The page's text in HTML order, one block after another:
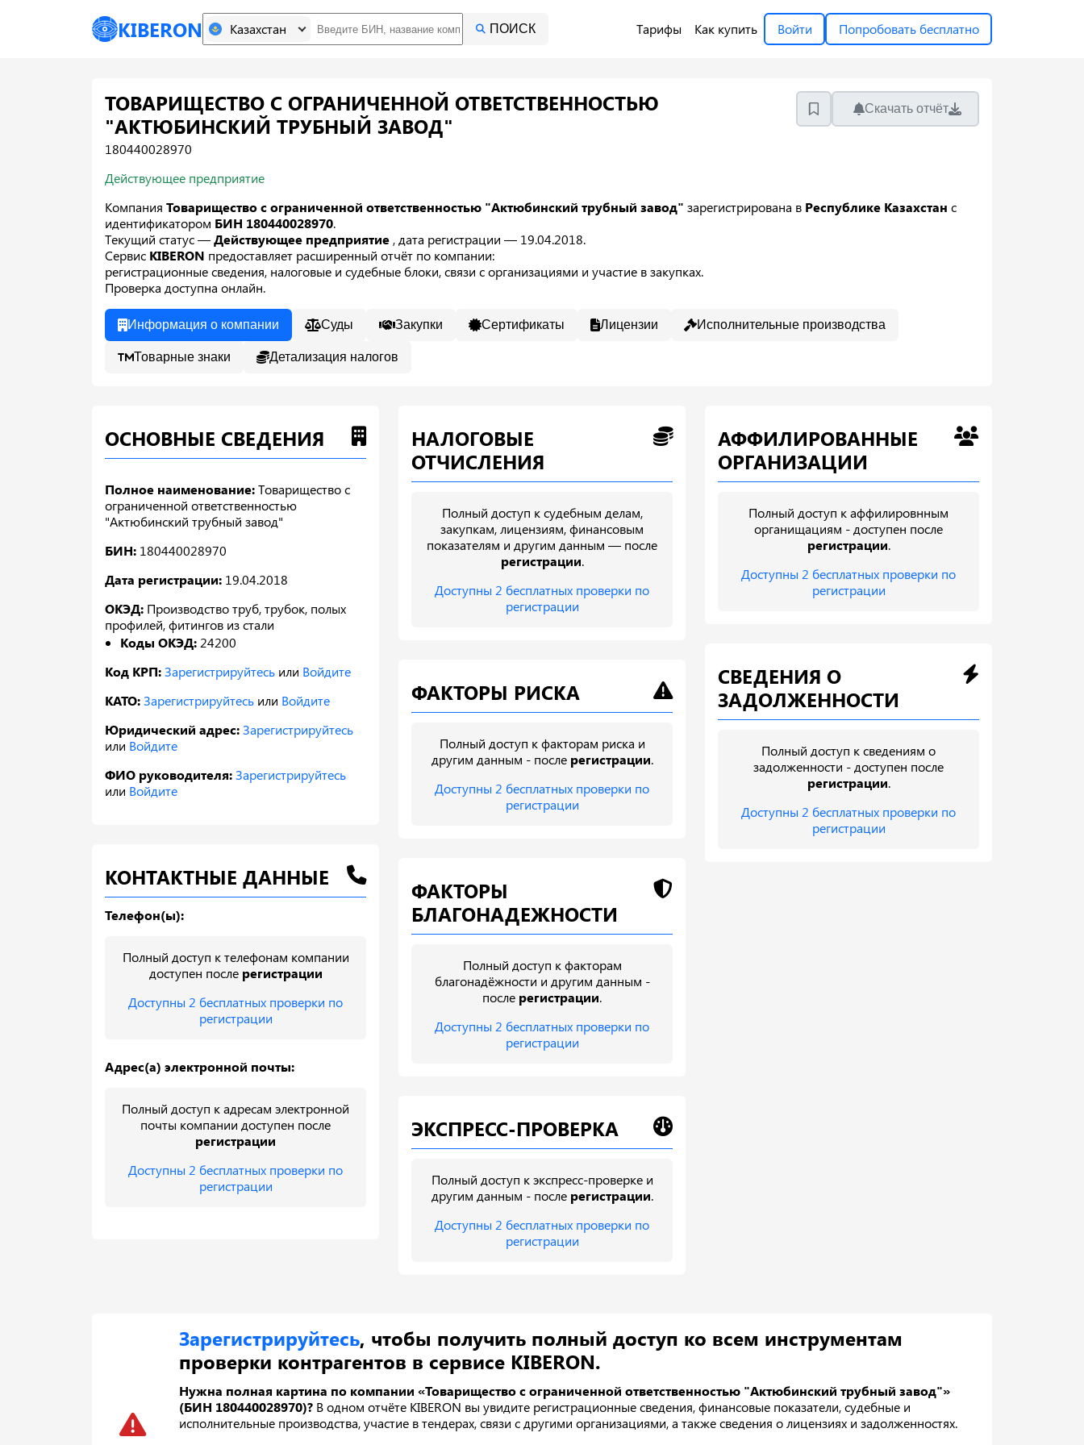
KIBERON Казахстан ПОИСК Тарифы Как купить Войти Попробовать бесплатно
ТОВАРИЩЕСТВО С ОГРАНИЧЕННОЙ ОТВЕТСТВЕННОСТЬЮ
"АКТЮБИНСКИЙ ТРУБНЫЙ ЗАВОД"
180440028970
Скачать отчёт
Действующее предприятие
Компания Товарищество с ограниченной ответственностью "Актюбинский трубный завод" зарегистрирована в Республике Казахстан с
идентификатором БИН 180440028970.
Текущий статус —Действующее предприятие , дата регистрации — 19.04.2018.
Сервис KIBERON предоставляет расширенный отчёт по компании:
регистрационные сведения, налоговые и судебные блоки, связи с организациями и участие в закупках.
Проверка доступна онлайн.
Информация о компании Суды Закупки Сертификаты Лицензии Исполнительные производства
Товарные знаки Детализация налогов
ОСНОВНЫЕ СВЕДЕНИЯ
Полное наименование:Товарищество с
ограниченной ответственностью
"Актюбинский трубный завод"
БИН: 180440028970
Дата регистрации: 19.04.2018
ОКЭД: Производство труб, трубок, полых
профилей, фитингов из стали
Коды ОКЭД: 24200
Код КРП:Зарегистрируйтесь или Войдите
КАТО:Зарегистрируйтесь или Войдите
Юридический адрес:Зарегистрируйтесь
или Войдите
ФИО руководителя:Зарегистрируйтесь
или Войдите
КОНТАКТНЫЕ ДАННЫЕ
Телефон(ы):
Полный доступ к телефонам компании
доступен после регистрации
Доступны 2 бесплатных проверки по
регистрации
Адрес(а) электронной почты:
Полный доступ к адресам электронной
почты компании доступен после
регистрации
Доступны 2 бесплатных проверки по
регистрации
НАЛОГОВЫЕ
ОТЧИСЛЕНИЯ
Полный доступ к судебным делам,
закупкам, лицензиям, финансовым
показателям и другим данным — после
регистрации.
Доступны 2 бесплатных проверки по
регистрации
ФАКТОРЫ РИСКА
Полный доступ к факторам риска и
другим данным - после регистрации.
Доступны 2 бесплатных проверки по
регистрации
ФАКТОРЫ
БЛАГОНАДЕЖНОСТИ
Полный доступ к факторам
благонадёжности и другим данным -
после регистрации.
Доступны 2 бесплатных проверки по
регистрации
ЭКСПРЕСС-ПРОВЕРКА
Полный доступ к экспресс-проверке и
другим данным - после регистрации.
Доступны 2 бесплатных проверки по
регистрации
АФФИЛИРОВАННЫЕ
ОРГАНИЗАЦИИ
Полный доступ к аффилировнным
органищациям - доступен после
регистрации.
Доступны 2 бесплатных проверки по
регистрации
СВЕДЕНИЯ О
ЗАДОЛЖЕННОСТИ
Полный доступ к сведениям о
задолженности - доступен после
регистрации.
Доступны 2 бесплатных проверки по
регистрации
Зарегистрируйтесь, чтобы получить полный доступ ко всем инструментам
проверки контрагентов в сервисе KIBERON.
Нужна полная картина по компании «Товарищество с ограниченной ответственностью "Актюбинский трубный завод"»
(БИН 180440028970)? В одном отчёте KIBERON вы увидите регистрационные сведения, финансовые показатели, судебные и
исполнительные производства, участие в тендерах, связи с другими организациями, а также сведения о лицензиях и задолженностях.